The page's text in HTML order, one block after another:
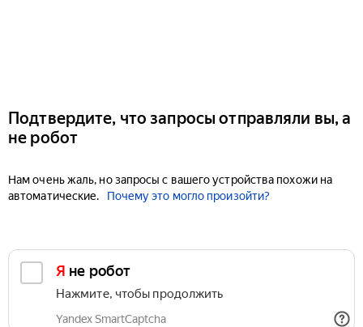
Подтвердите, что запросы отправляли вы, а
не робот
Нам очень жаль, но запросы с вашего устройства похожи на
автоматические.
Почему это могло произойти?
Я не робот
Нажмите, чтобы продолжить
Yandex SmartCaptcha